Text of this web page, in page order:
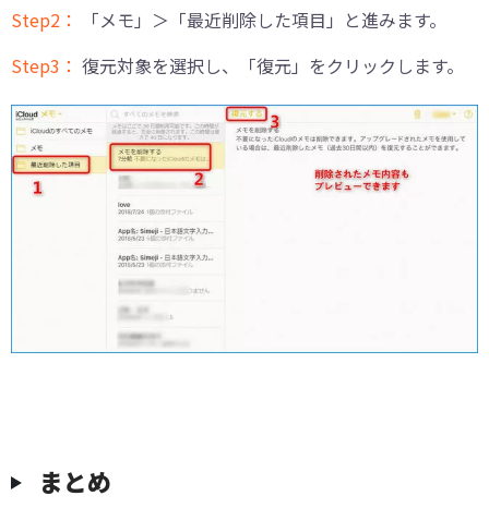
Step2：
「メモ」＞「最近削除した項目」と進みます。
Step3： 復元対象を選択し、「復元」をクリックします。
まとめ